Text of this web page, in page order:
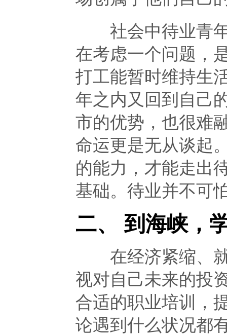
社会中待业青年
在考虑一个问题，
打工能暂时维持生
年之内又回到自己
市的优势，也很难
命运更是无从谈起
的能力，才能走出
基础。待业并不可
二、 到海峡，
在经济紧缩、就
视对自己未来的投
合适的职业培训，
论遇到什么状况都